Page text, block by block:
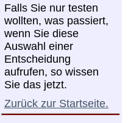
Falls Sie nur testen
wollten, was passiert,
wenn Sie diese
Auswahl einer
Entscheidung
aufrufen, so wissen
Sie das jetzt.
Zurück zur Startseite.